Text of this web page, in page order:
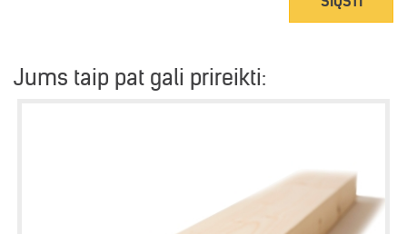
Jums taip pat gali prireikti: